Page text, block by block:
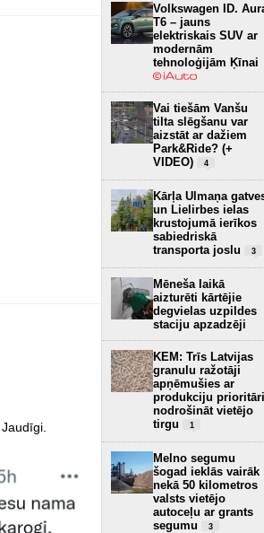
Volkswagen ID.
T6 – jauns
elektriskais SUV ar
modernām
tehnoloģijām Ķīnai
Vai tiešām Vanšu
tilta slēgšanu var
aizstāt ar dažiem
Park&Ride? (+
VIDEO)
4
Kārļa Ulmaņa
un Lielirbes ielas
krustojumā ierīkos
sabiedriskā
transporta joslu
3
Mēneša laikā
aizturēti kārtējie
degvielas uzpildes
staciju apzadzēji
KEM: Trīs Latvijas
granulu ražotāji
apņēmušies ar
produkciju prioritāri
nodrošināt vietējo
tirgu
1
Melno segumu
šogad ieklās vairāk
nekā 50 kilometros
valsts vietējo
autoceļu ar grants
segumu
3